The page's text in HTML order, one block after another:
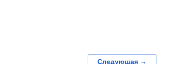
Следующая →